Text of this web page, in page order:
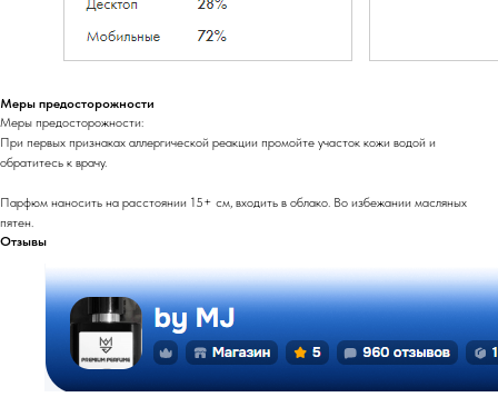
Меры предосторожности
Меры предосторожности:
При первых признаках аллергической реакции промойте участок кожи водой и
обратитесь к врачу.
Парфюм наносить на расстоянии 15+ см, входить в облако. Во избежании масляных
пятен.
Отзывы